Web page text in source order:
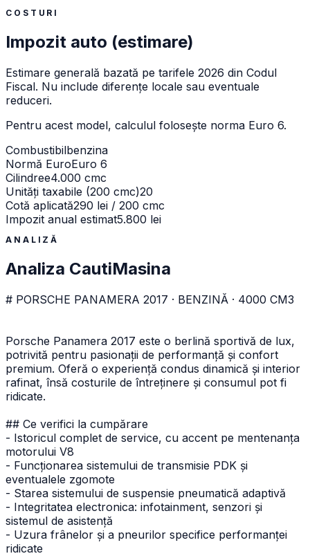
COSTURI
Impozit auto (estimare)
Estimare generală bazată pe tarifele 2026 din Codul
Fiscal. Nu include diferențe locale sau eventuale
reduceri.
Pentru acest model, calculul folosește norma Euro 6.
Combustibilbenzina
Normă EuroEuro 6
Cilindree4.000 cmc
Unități taxabile (200 cmc)20
Cotă aplicată290 lei / 200 cmc
Impozit anual estimat5.800 lei
ANALIZĂ
Analiza CautiMasina
# PORSCHE PANAMERA 2017 · BENZINĂ · 4000 CM3
Porsche Panamera 2017 este o berlină sportivă de lux,
potrivită pentru pasionații de performanță și confort
premium. Oferă o experiență condus dinamică și interior
rafinat, însă costurile de întreținere și consumul pot fi
ridicate.
## Ce verifici la cumpărare
- Istoricul complet de service, cu accent pe mentenanța
motorului V8
- Funcționarea sistemului de transmisie PDK și
eventualele zgomote
- Starea sistemului de suspensie pneumatică adaptivă
- Integritatea electronica: infotainment, senzori și
sistemul de asistență
- Uzura frânelor și a pneurilor specifice performanței
ridicate